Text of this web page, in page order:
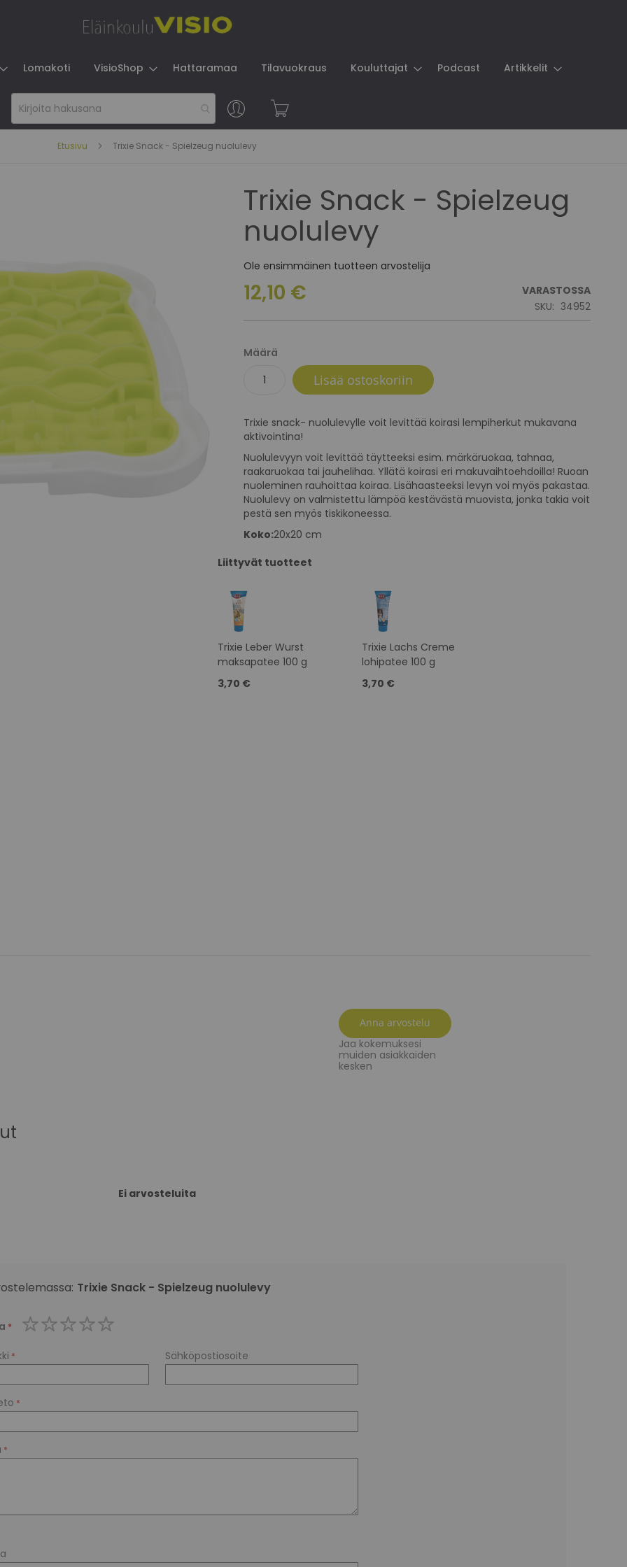
Lomakoti VisioShop Hattaramaa Tilavuokraus Kouluttajat Podcast Artikkelit
Skip
to
Content
Etusivu Trixie Snack - Spielzeug nuolulevy
Trixie Snack - Spielzeug
nuolulevy
Ole ensimmäinen tuotteen arvostelija
12,10 €
VARASTOSSA
SKU
34952
Määrä
Lisää ostoskoriin
Trixie snack- nuolulevylle voit levittää koirasi lempiherkut mukavana
aktivointina!
Nuolulevyyn voit levittää täytteeksi esim. märkäruokaa, tahnaa,
raakaruokaa tai jauhelihaa. Yllätä koirasi eri makuvaihtoehdoilla! Ruoan
nuoleminen rauhoittaa koiraa. Lisähaasteeksi levyn voi myös pakastaa.
Nuolulevy on valmistettu lämpöä kestävästä muovista, jonka takia voit
pestä sen myös tiskikoneessa.
Koko:20x20 cm
Liittyvät tuotteet
Trixie Leber Wurst
maksapatee 100 g
3,70 €
Trixie Lachs Creme
lohipatee 100 g
3,70 €
Anna arvostelu
Jaa kokemuksesi
muiden asiakkaiden
kesken
Ei arvosteluita
Trixie Snack - Spielzeug nuolulevy
Sähköpostiosoite